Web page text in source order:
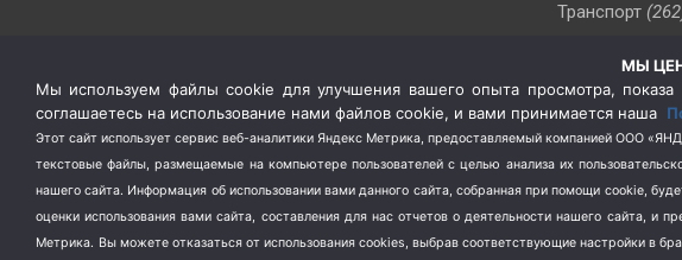
Транспорт
(76)
Цены (2)
Школа и спорт
Экология (8)
Экономика
МЫ
Мы используем файлы cookie для улучшения вашего опыта просмотра,
соглашаетесь на использование нами файлов cookie, и вами принимается наша
Этот сайт использует сервис веб-аналитики Яндекс Метрика, предоставляемый компанией ООО
текстовые файлы, размещаемые на компьютере пользователей с целью анализа их
нашего сайта. Информация об использовании вами данного сайта, собранная при помощи cookie,
оценки использования вами сайта, составления для нас отчетов о деятельности нашего сайта, и
Метрика. Вы можете отказаться от использования cookies, выбрав соответствующие настройки в